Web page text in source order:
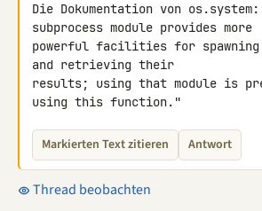
Die Dokumentation von
subprocess module provides more
powerful facilities for spawning
and retrieving their
results; using that module is
using this function."
Markierten Text zitieren Antwort
Thread beobachten